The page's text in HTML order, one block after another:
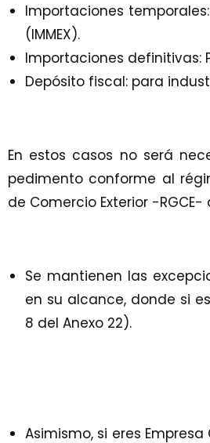
Importaciones
(IMMEX).
Importaciones definitivas:
Depósito fiscal: para
En estos casos no será
pedimento conforme al
de Comercio Exterior -
Se mantienen las
en su alcance, donde si
8 del Anexo 22).
Asimismo, si eres